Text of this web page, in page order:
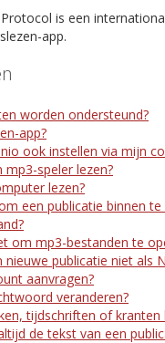
is een
app.
worden ondersteund?
app?
ook instellen via mijn
speler lezen?
lezen?
een publicatie binnen te
om mp3-bestanden te
publicatie niet als
aanvragen?
veranderen?
tijdschriften of kranten
de tekst van een